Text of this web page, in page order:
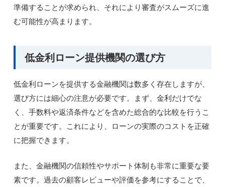
準備することが求められ、それにより審査がスムーズに進
む可能性が高まります。
低金利ローン提供機関の選び方
低金利ローンを提供する金融機関は数多く存在しますが、
選び方には細心の注意が必要です。まず、金利だけでな
く、手数料や返済条件などを含めた総合的な比較を行うこ
とが重要です。これにより、ローンの実際のコストを正確
に把握できます。
また、金融機関の信頼性やサポート体制も非常に重要な要
素です。過去の顧客レビューや評価を参考にすることで、